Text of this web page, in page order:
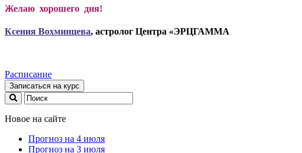
Желаю хорошего дня!
Ксения Вохминцева, астролог Центра «ЭРЦГАММА
Расписание
Записаться на курс
Новое на сайте
Прогноз на 4 июля
Прогноз на 3 июля